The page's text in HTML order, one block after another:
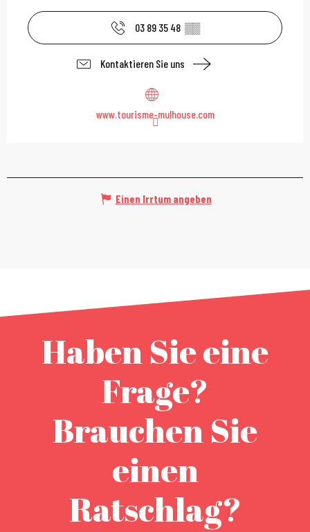
03 89 35 48 ▒▒
Kontaktieren Sie uns
www.tourisme-mulhouse.com
Einen Irrtum angeben
Haben Sie eine
Frage?
Brauchen Sie
einen
Ratschlag?